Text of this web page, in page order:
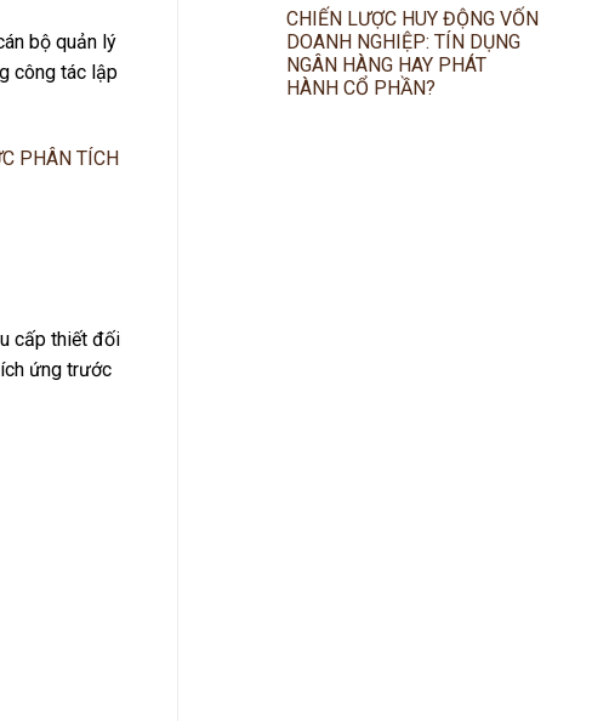
bộ quản lý
công tác lập
cấp thiết đối
ứng trước
CHIẾN LƯỢC HUY ĐỘNG VỐN
DOANH NGHIỆP: TÍN DỤNG
NGÂN HÀNG HAY PHÁT
HÀNH CỔ PHẦN?